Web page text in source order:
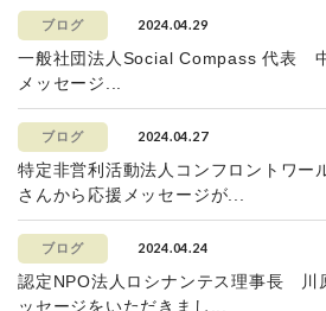
ブログ 2024.04.29
一般社団法人Social Compass 代表
メッセージ...
ブログ 2024.04.27
特定非営利活動法人コンフロントワ
さんから応援メッセージが...
ブログ 2024.04.24
認定NPO法人ロシナンテス理事長 川
ッセージをいただきまし...